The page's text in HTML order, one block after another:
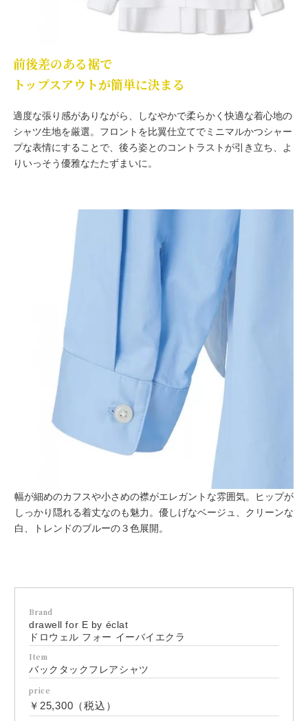
前後差のある裾で
トップスアウトが簡単に決まる
適度な張り感がありながら、しなやかで柔らかく快適な着心地の
シャツ生地を厳選。フロントを比翼仕立てでミニマルかつシャー
プな表情にすることで、後ろ姿とのコントラストが引き立ち、よ
りいっそう優雅なたたずまいに。
幅が細めのカフスや小さめの襟がエレガントな雰囲気。ヒップが
しっかり隠れる着丈なのも魅力。優しげなベージュ、クリーンな
白、トレンドのブルーの３色展開。
Brand
drawell for E by éclat
ドロウェル フォー イーバイエクラ
Item
バックタックフレアシャツ
price
￥25,300（税込）